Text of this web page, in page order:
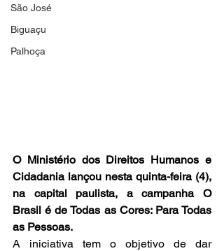
São José
Biguaçu
Palhoça
O Ministério dos Direitos Humanos e
Cidadania lançou nesta quinta-feira (4),
na capital paulista, a campanha O
Brasil é de Todas as Cores: Para Todas
as Pessoas.
A iniciativa tem o objetivo de dar